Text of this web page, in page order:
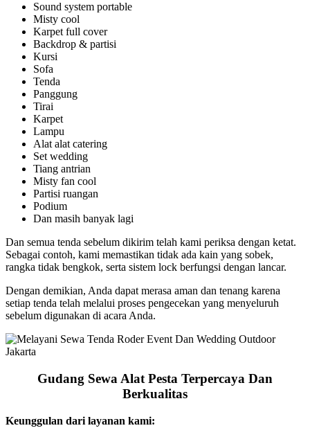
Sound system portable
Misty cool
Karpet full cover
Backdrop & partisi
Kursi
Sofa
Tenda
Panggung
Tirai
Karpet
Lampu
Alat alat catering
Set wedding
Tiang antrian
Misty fan cool
Partisi ruangan
Podium
Dan masih banyak lagi
Dan semua tenda sebelum dikirim telah kami periksa dengan ketat.
Sebagai contoh, kami memastikan tidak ada kain yang sobek,
rangka tidak bengkok, serta sistem lock berfungsi dengan lancar.
Dengan demikian, Anda dapat merasa aman dan tenang karena
setiap tenda telah melalui proses pengecekan yang menyeluruh
sebelum digunakan di acara Anda.
Gudang Sewa Alat Pesta Terpercaya Dan
Berkualitas
Keunggulan dari layanan kami: